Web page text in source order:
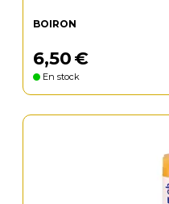
BOIRON
6,50€
En stock